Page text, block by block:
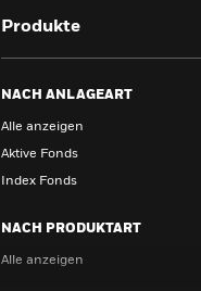
Produkte
NACH ANLAGEART
Alle anzeigen
Aktive Fonds
Index Fonds
NACH PRODUKTART
Alle anzeigen